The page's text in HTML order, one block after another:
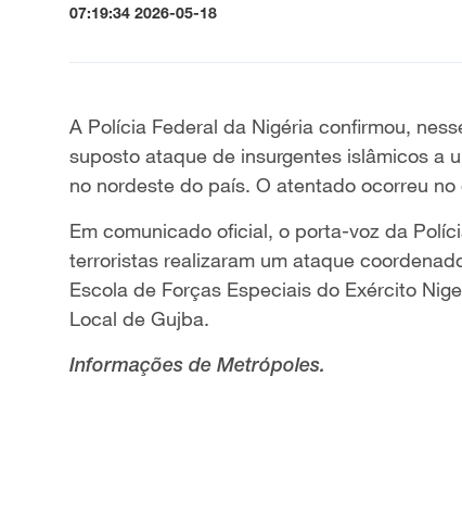
07:19:34 2026-05-18
A Polícia Federal da Nigéria confirmou,
suposto ataque de insurgentes islâmicos a
no nordeste do país. O atentado ocorreu no
Em comunicado oficial, o porta-voz da
terroristas realizaram um ataque
Escola de Forças Especiais do Exército
Local de Gujba.
Informações de Metrópoles.